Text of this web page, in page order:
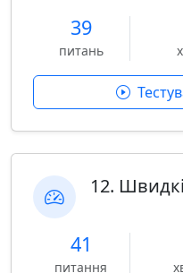
39
питань
12.
41
питання